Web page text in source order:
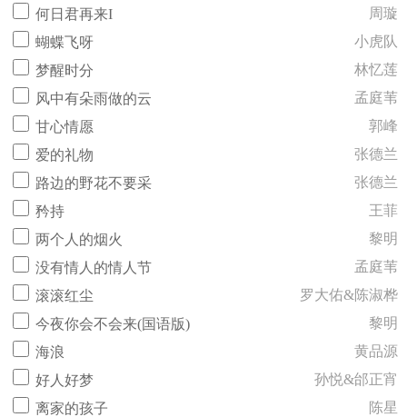
何日君再来I
周璇
蝴蝶飞呀
小虎队
梦醒时分
林忆莲
风中有朵雨做的云
孟庭苇
甘心情愿
郭峰
爱的礼物
张德兰
路边的野花不要采
张德兰
矜持
王菲
两个人的烟火
黎明
没有情人的情人节
孟庭苇
滚滚红尘
罗大佑&陈淑桦
今夜你会不会来(国语版)
黎明
海浪
黄品源
好人好梦
孙悦&邰正宵
离家的孩子
陈星